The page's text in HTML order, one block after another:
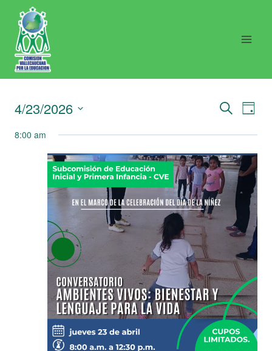
Saltar
contenido
de
y
de
BUSCAR
DAY
4/23/2026
fecha.
8:00 am